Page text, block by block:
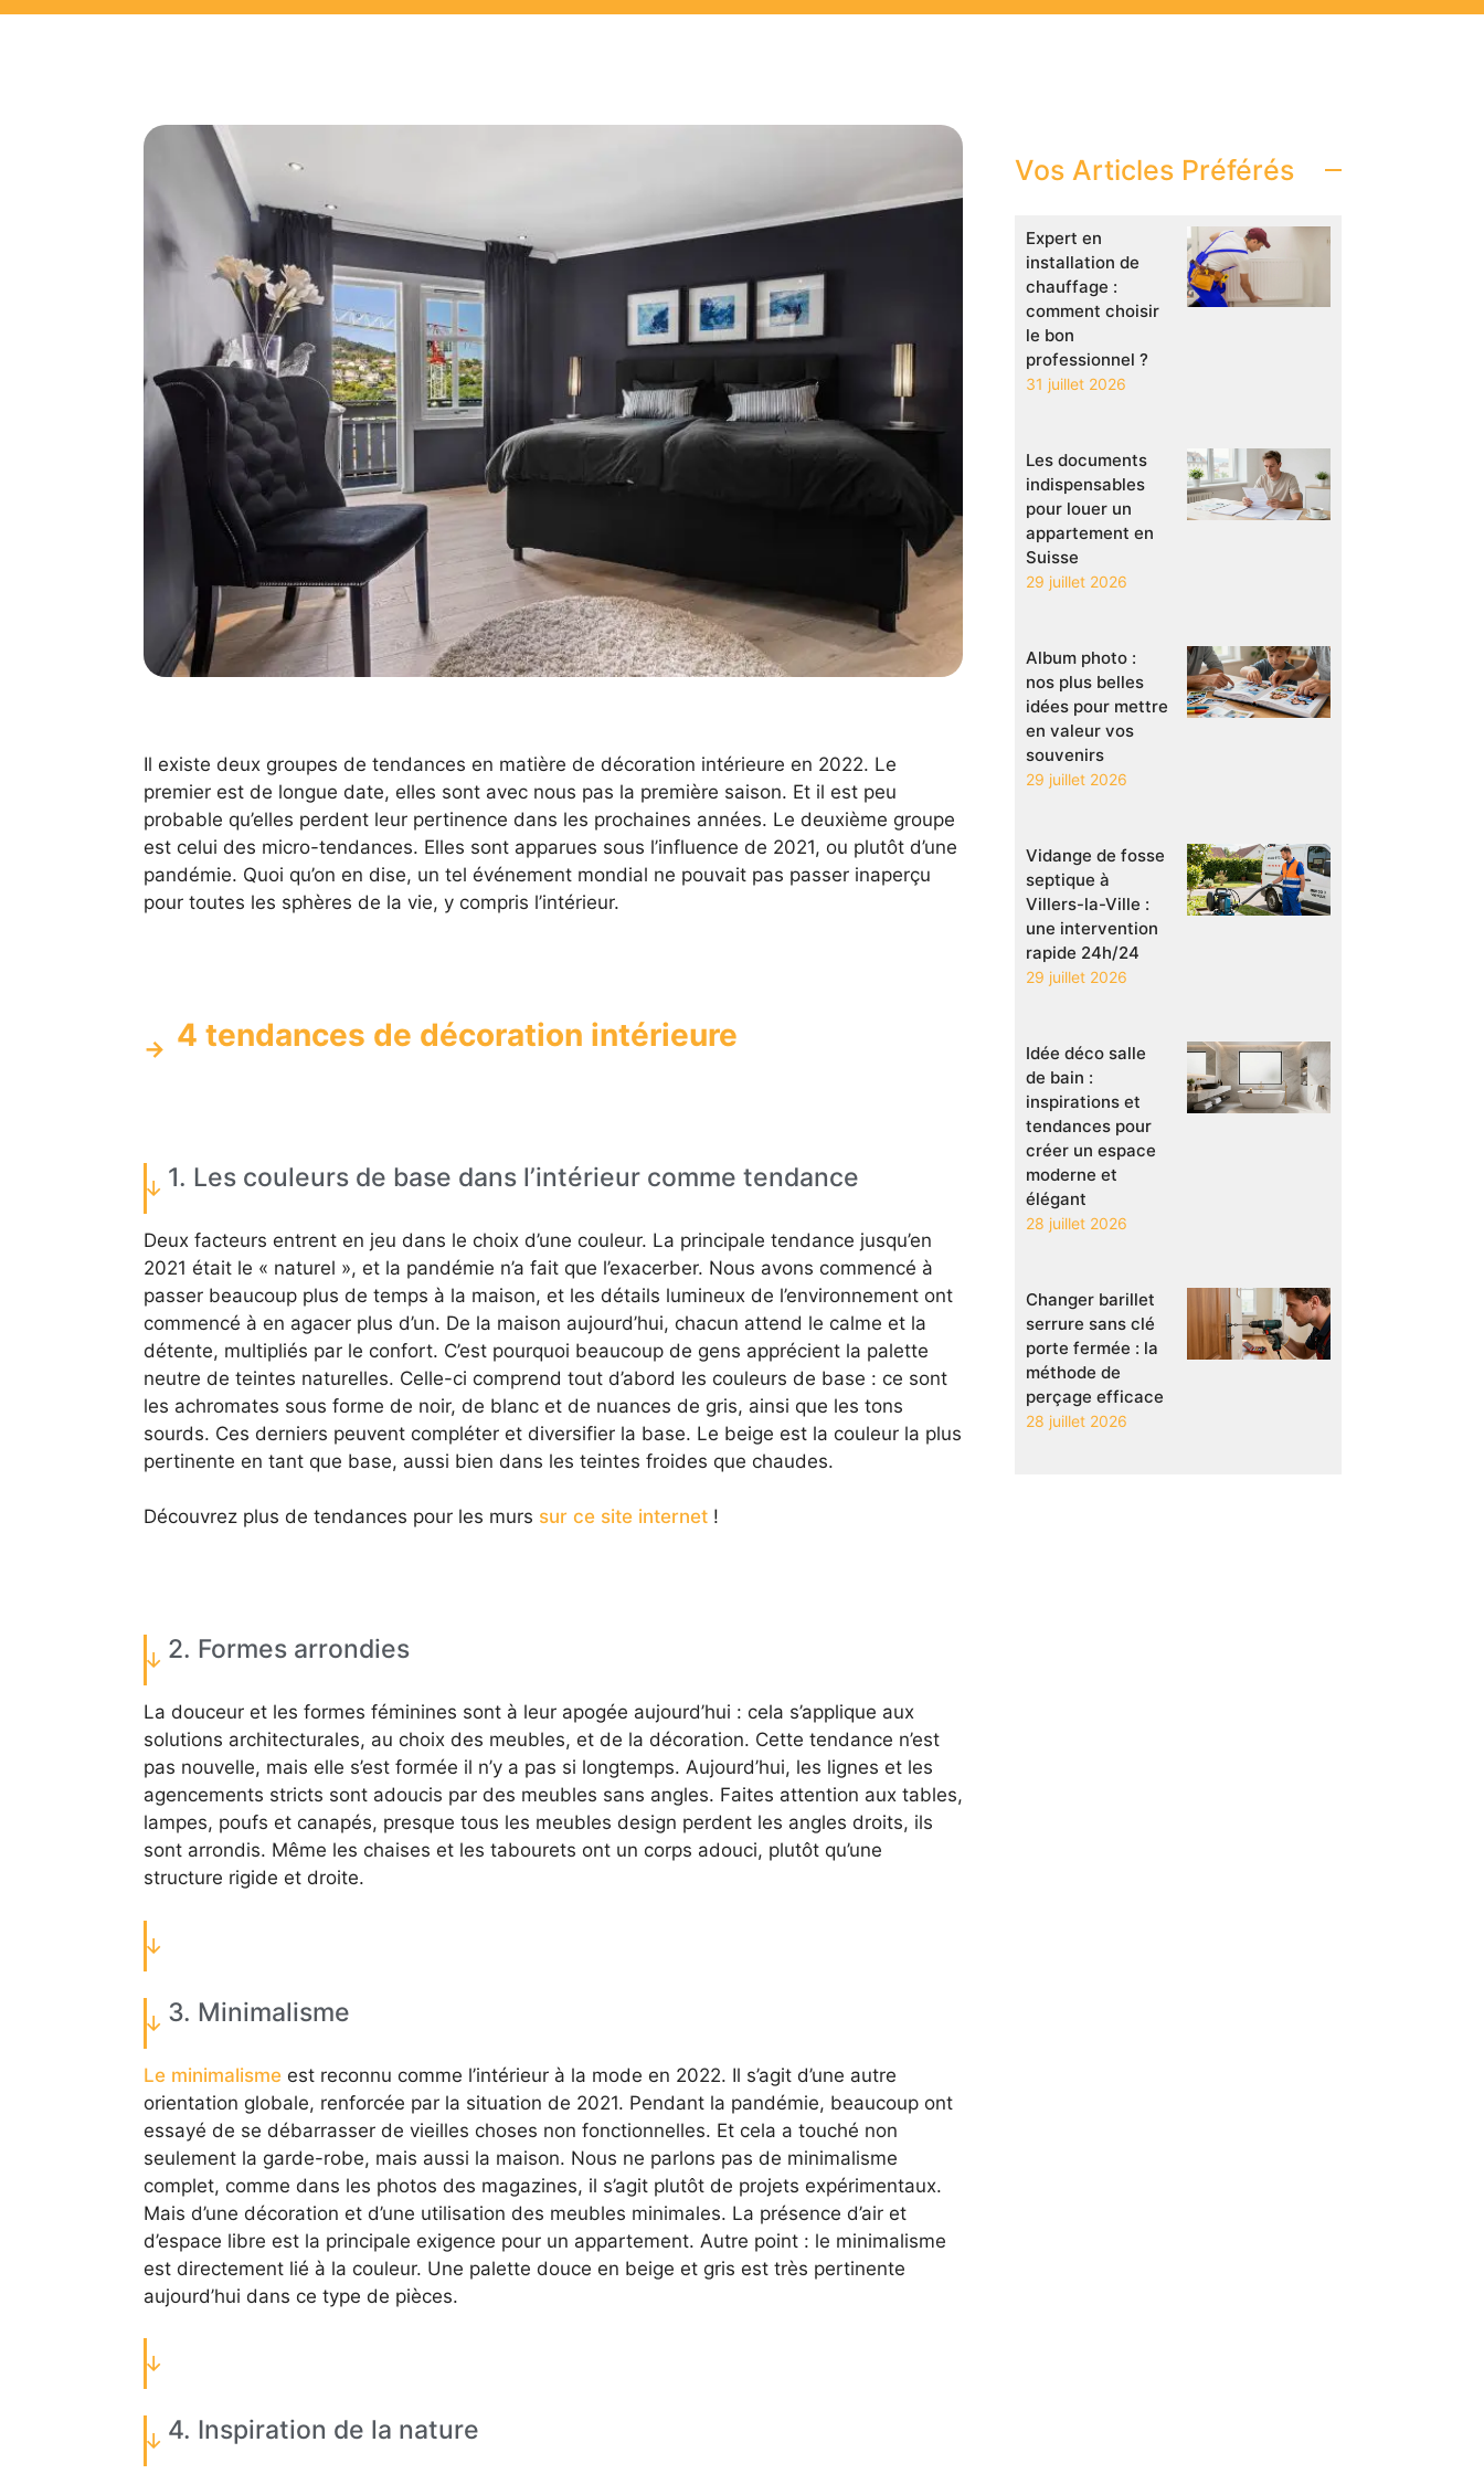
Il existe deux groupes de tendances en matière de décoration intérieure en 2022. Le
premier est de longue date, elles sont avec nous pas la première saison. Et il est peu
probable qu’elles perdent leur pertinence dans les prochaines années. Le deuxième groupe
est celui des micro-tendances. Elles sont apparues sous l’influence de 2021, ou plutôt d’une
pandémie. Quoi qu’on en dise, un tel événement mondial ne pouvait pas passer inaperçu
pour toutes les sphères de la vie, y compris l’intérieur.
4 tendances de décoration intérieure
1. Les couleurs de base dans l’intérieur comme tendance
Deux facteurs entrent en jeu dans le choix d’une couleur. La principale tendance jusqu’en
2021 était le « naturel », et la pandémie n’a fait que l’exacerber. Nous avons commencé à
passer beaucoup plus de temps à la maison, et les détails lumineux de l’environnement ont
commencé à en agacer plus d’un. De la maison aujourd’hui, chacun attend le calme et la
détente, multipliés par le confort. C’est pourquoi beaucoup de gens apprécient la palette
neutre de teintes naturelles. Celle-ci comprend tout d’abord les couleurs de base : ce sont
les achromates sous forme de noir, de blanc et de nuances de gris, ainsi que les tons
sourds. Ces derniers peuvent compléter et diversifier la base. Le beige est la couleur la plus
pertinente en tant que base, aussi bien dans les teintes froides que chaudes.
Découvrez plus de tendances pour les murs sur ce site internet!
2. Formes arrondies
La douceur et les formes féminines sont à leur apogée aujourd’hui : cela s’applique aux
solutions architecturales, au choix des meubles, et de la décoration. Cette tendance n’est
pas nouvelle, mais elle s’est formée il n’y a pas si longtemps. Aujourd’hui, les lignes et les
agencements stricts sont adoucis par des meubles sans angles. Faites attention aux tables,
lampes, poufs et canapés, presque tous les meubles design perdent les angles droits, ils
sont arrondis. Même les chaises et les tabourets ont un corps adouci, plutôt qu’une
structure rigide et droite.
3. Minimalisme
Le minimalismeest reconnu comme l’intérieur à la mode en 2022. Il s’agit d’une autre
orientation globale, renforcée par la situation de 2021. Pendant la pandémie, beaucoup ont
essayé de se débarrasser de vieilles choses non fonctionnelles. Et cela a touché non
seulement la garde-robe, mais aussi la maison. Nous ne parlons pas de minimalisme
complet, comme dans les photos des magazines, il s’agit plutôt de projets expérimentaux.
Mais d’une décoration et d’une utilisation des meubles minimales. La présence d’air et
d’espace libre est la principale exigence pour un appartement. Autre point : le minimalisme
est directement lié à la couleur. Une palette douce en beige et gris est très pertinente
aujourd’hui dans ce type de pièces.
4. Inspiration de la nature
Vos Articles Préférés
Expert en
installation de
chauffage :
comment choisir
le bon
professionnel ?
31 juillet 2026
Les documents
indispensables
pour louer un
appartement en
Suisse
29 juillet 2026
Album photo :
nos plus belles
idées pour mettre
en valeur vos
souvenirs
29 juillet 2026
Vidange de fosse
septique à
Villers-la-Ville :
une intervention
rapide 24h/24
29 juillet 2026
Idée déco salle
de bain :
inspirations et
tendances pour
créer un espace
moderne et
élégant
28 juillet 2026
Changer barillet
serrure sans clé
porte fermée : la
méthode de
perçage efficace
28 juillet 2026